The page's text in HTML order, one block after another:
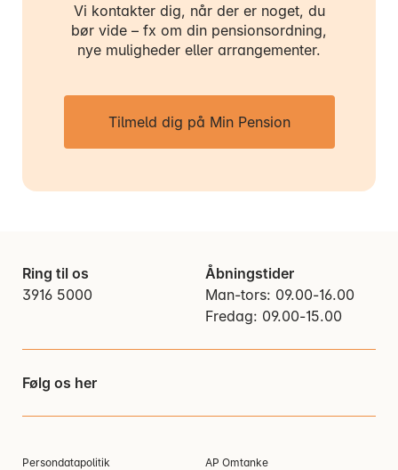
Vi kontakter dig, når der er noget, du
bør vide – fx om din pensionsordning,
nye muligheder eller arrangementer.
Tilmeld dig på Min Pension
Ring til os
3916 5000
Åbningstider
Man-tors: 09.00-16.00
Fredag: 09.00-15.00
Følg os her
Persondatapolitik AP Omtanke